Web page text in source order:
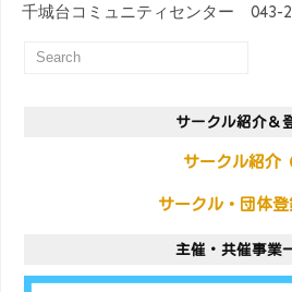
千城台コミュニティセンター 043-
サークル紹介＆
サークル紹介
サークル・団体
主催・共催事業